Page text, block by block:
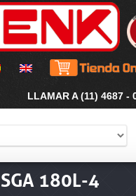
LLAMAR A (11) 4687 -
SGA 180L-4